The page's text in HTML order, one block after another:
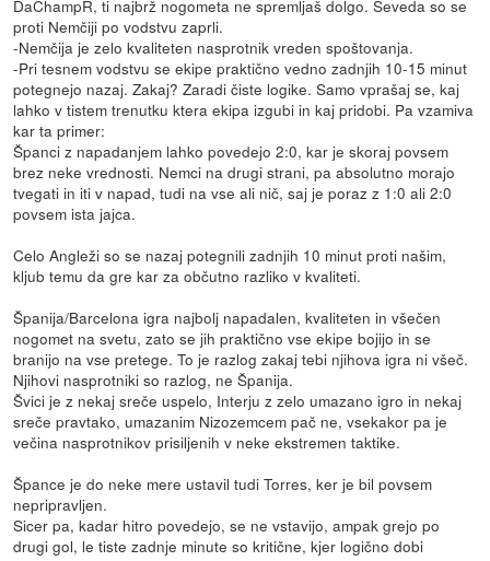
DaChampR, ti najbrž nogometa ne spremljaš dolgo. Seveda so se
proti Nemčiji po vodstvu zaprli.
-Nemčija je zelo kvaliteten nasprotnik vreden spoštovanja.
-Pri tesnem vodstvu se ekipe praktično vedno zadnjih 10-15 minut
potegnejo nazaj. Zakaj? Zaradi čiste logike. Samo vprašaj se, kaj
lahko v tistem trenutku ktera ekipa izgubi in kaj pridobi. Pa vzamiva
kar ta primer:
Španci z napadanjem lahko povedejo 2:0, kar je skoraj povsem
brez neke vrednosti. Nemci na drugi strani, pa absolutno morajo
tvegati in iti v napad, tudi na vse ali nič, saj je poraz z 1:0 ali 2:0
povsem ista jajca.
Celo Angleži so se nazaj potegnili zadnjih 10 minut proti našim,
kljub temu da gre kar za občutno razliko v kvaliteti.
Španija/Barcelona igra najbolj napadalen, kvaliteten in všečen
nogomet na svetu, zato se jih praktično vse ekipe bojijo in se
branijo na vse pretege. To je razlog zakaj tebi njihova igra ni všeč.
Njihovi nasprotniki so razlog, ne Španija.
Švici je z nekaj sreče uspelo, Interju z zelo umazano igro in nekaj
sreče pravtako, umazanim Nizozemcem pač ne, vsekakor pa je
večina nasprotnikov prisiljenih v neke ekstremen taktike.
Špance je do neke mere ustavil tudi Torres, ker je bil povsem
nepripravljen.
Sicer pa, kadar hitro povedejo, se ne vstavijo, ampak grejo po
drugi gol, le tiste zadnje minute so kritične, kjer logično dobi